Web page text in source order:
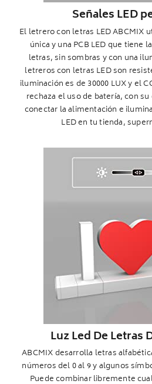
Señales LED
El letrero con letras LED ABCMIX
única y una PCB LED que tiene
letras, sin sombras y con una
letreros con letras LED son
iluminación es de 30000 LUX y el
rechaza el uso de batería, con
conectar la alimentación e
LED en tu tienda,
Luz Led De Letras
ABCMIX desarrolla letras
números del 0 al 9 y algunos
Puede combinar libremente